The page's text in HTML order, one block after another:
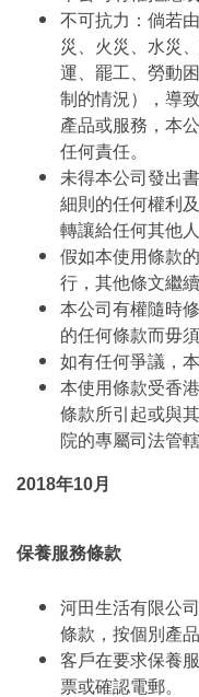
不可抗力：倘若
災、火災、水災
運、罷工、勞動
制的情況），導
產品或服務，本
任何責任。
未得本公司發出
細則的任何權利
轉讓給任何其他人
假如本使用條款
行，其他條文繼
本公司有權隨時
的任何條款而毋
如有任何爭議，
本使用條款受香
條款所引起或與
院的專屬司法管轄
2018年10月
保養服務條款
河田生活有限公
條款，按個別產
客戶在要求保養
票或確認電郵。